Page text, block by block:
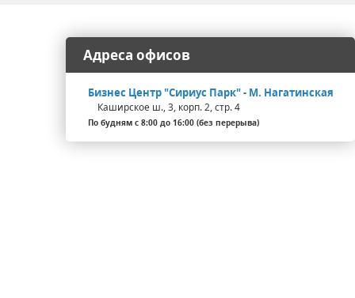
Адреса офисов
Бизнес Центр "Сириус Парк" - М. Нагатинская
Каширское ш., 3, корп. 2, стр. 4
По будням с 8:00 до 16:00 (без перерыва)